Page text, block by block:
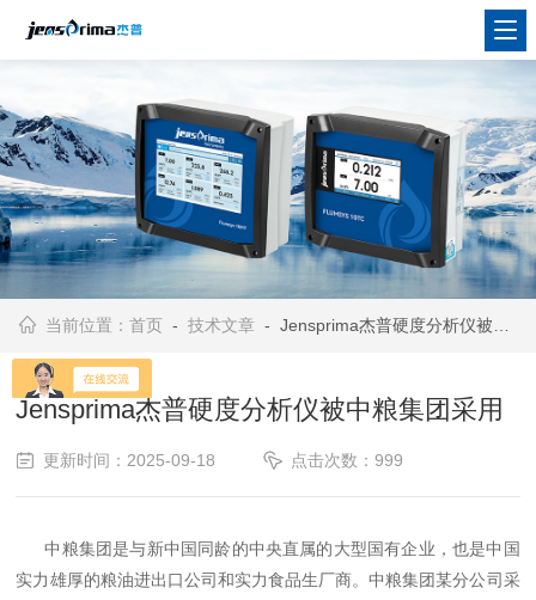
当前位置：首页 -技术文章 - Jensprima杰普硬度分析仪被中粮集团采用
Jensprima杰普硬度分析仪被中粮集团采用
更新时间：2025-09-18 点击次数：999
中粮集团是与新中国同龄的中央直属的大型国有企业，也是中国
实力雄厚的粮油进出口公司和实力食品生厂商。中粮集团某分公司采